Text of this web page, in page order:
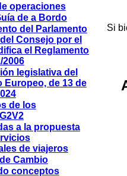
operaciones
de a Bordo
del Parlamento
Consejo por el
el Reglamento
2006
legislativa del
Europeo, de 13 de
de los
a la propuesta
de viajeros
Cambio
conceptos
Si